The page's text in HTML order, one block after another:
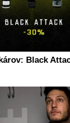
Black